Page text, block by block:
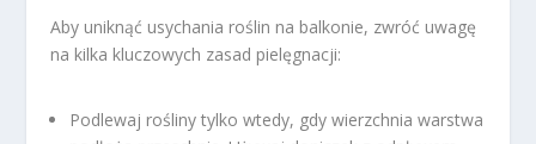
Aby uniknąć usychania roślin na balkonie, zwróć uwagę
na kilka kluczowych zasad pielęgnacji:
Podlewaj rośliny tylko wtedy, gdy wierzchnia warstwa